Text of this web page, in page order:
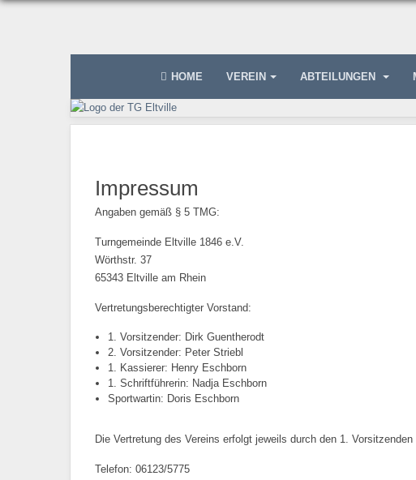
HOME VEREIN ABTEILUNGEN
Impressum
Angaben gemäß § 5 TMG:
Turngemeinde Eltville 1846 e.V.
Wörthstr. 37
65343 Eltville am Rhein
Vertretungsberechtigter Vorstand:
1. Vorsitzender: Dirk Guentherodt
2. Vorsitzender: Peter Striebl
1. Kassierer: Henry Eschborn
1. Schriftführerin: Nadja Eschborn
Sportwartin: Doris Eschborn
Die Vertretung des Vereins erfolgt jeweils durch den 1.
Telefon: 06123/5775